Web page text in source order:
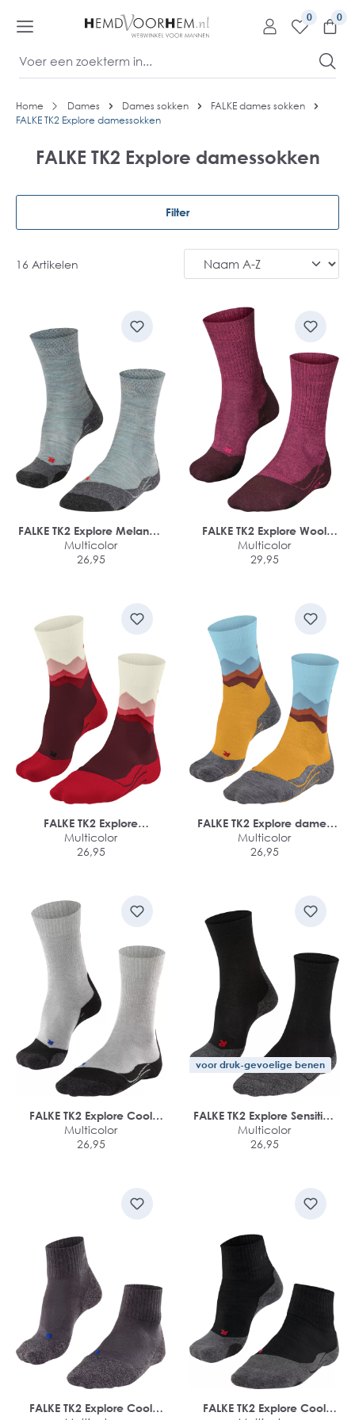
0
Home Dames Dames sokken
FALKE dames sokken
FALKE TK2 Explore damessokken
FALKE TK2 Explore damessokken
Filter
16 Artikelen
FALKE TK2 Explore Melange
dames trekking sokken
Multicolor
26,95
FALKE TK2 Explore Wool
dames trekking sokken
Multicolor
29,95
FALKE TK2 Explore
damessokken
Multicolor
26,95
FALKE TK2 Explore dames
trekking sokken
Multicolor
26,95
FALKE TK2 Explore Cool
dames trekking sokken
Multicolor
26,95
voor druk-gevoelige benen
FALKE TK2 Explore Sensitive
damessokken
Multicolor
26,95
FALKE TK2 Explore Cool
FALKE TK2 Explore Cool